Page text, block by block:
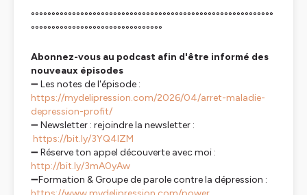
°°°°°°°°°°°°°°°°°°°°°°°°°°°°°°°°°°°°°°°°°°°°°°°°°°°°°°°°°°°
°°°°°°°°°°°°°°°°°°°°°°°°°°°°°°°°
Abonnez-vous au podcast afin d'être informé des
nouveaux épisodes
➖ Les notes de l'épisode :
https://mydelipression.com/2026/04/arret-maladie-
depression-profit/
➖ Newsletter : rejoindre la newsletter :
https://bit.ly/3YQ4lZM
➖ Réserve ton appel découverte avec moi :
http://bit.ly/3mA0yAw
➖Formation & Groupe de parole contre la dépression :